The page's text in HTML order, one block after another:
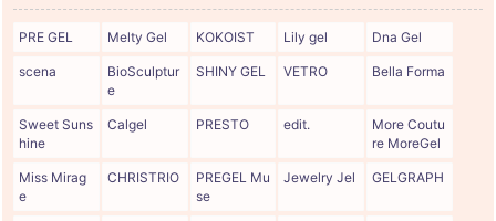
PRE GEL Melty Gel KOKOIST Lily gel Dna Gel
scena
BioSculptur
e
SHINY GEL VETRO Bella Forma
Sweet Suns
hine
Calgel PRESTO edit.
More Coutu
re MoreGel
Miss Mirag
e
CHRISTRIO
PREGEL Mu
se
Jewelry Jel GELGRAPH